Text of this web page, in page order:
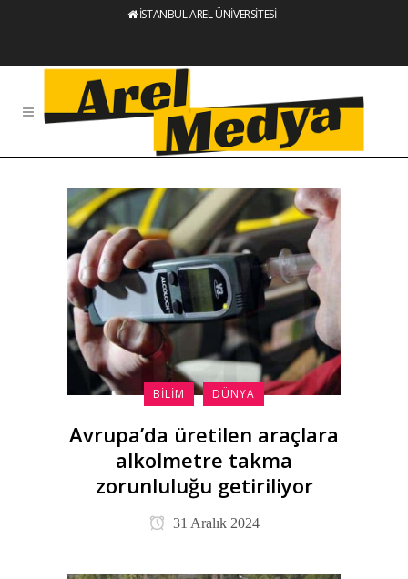
İSTANBUL AREL ÜNİVERSİTESİ
BILIM DÜNYA
Avrupa’da üretilen araçlara
alkolmetre takma
zorunluluğu getiriliyor
31 Aralık 2024